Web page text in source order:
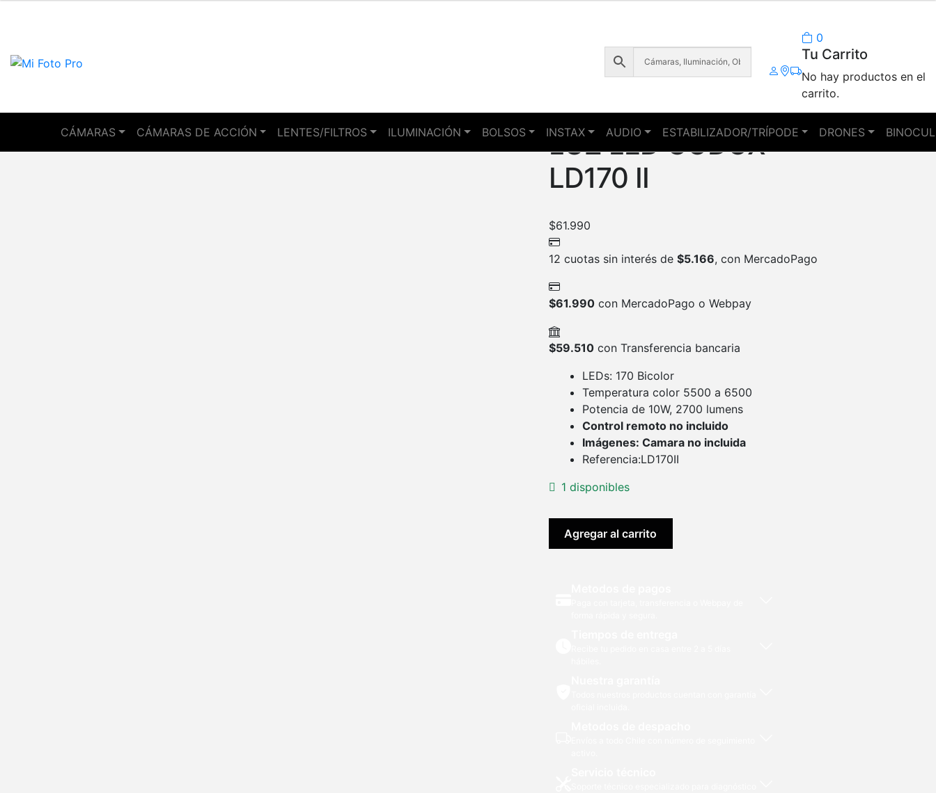
0
Tu Carrito
No hay productos en el
carrito.
CÁMARAS CÁMARAS DE ACCIÓN LENTES/FILTROS ILUMINACIÓN BOLSOS INSTAX AUDIO ESTABILIZADOR/TRÍPODE DRONES
LUZ LED GODOX
LD170 II
$61.990
12 cuotas sin interés de $5.166, con MercadoPago
$61.990con MercadoPago o Webpay
$59.510con Transferencia bancaria
LEDs: 170 Bicolor
Temperatura color 5500 a 6500
Potencia de 10W, 2700 lumens
Control remoto no incluido
Imágenes: Camara no incluida
Referencia:LD170II
1 disponibles
LUZ
Agregar al carrito